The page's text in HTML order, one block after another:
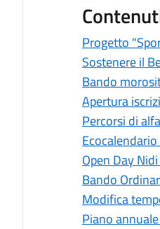
Progetto
Sostenere il
Bando
Apertura
Percorsi di
Open Day
Bando
Modifica
Piano